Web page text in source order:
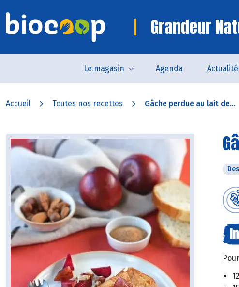
Grandeur
Le magasin Agenda
Accueil Toutes nos recettes Gâche perdue au lait de...